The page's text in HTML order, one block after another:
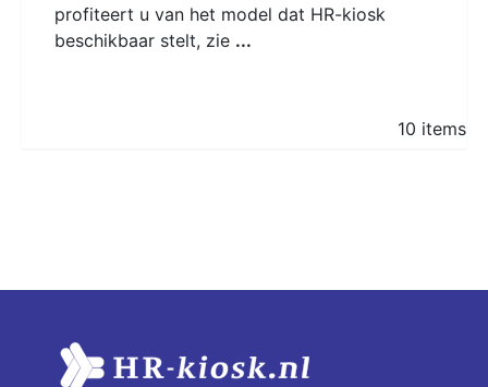
profiteert u van het model dat HR-kiosk
beschikbaar stelt, zie ...
10 items